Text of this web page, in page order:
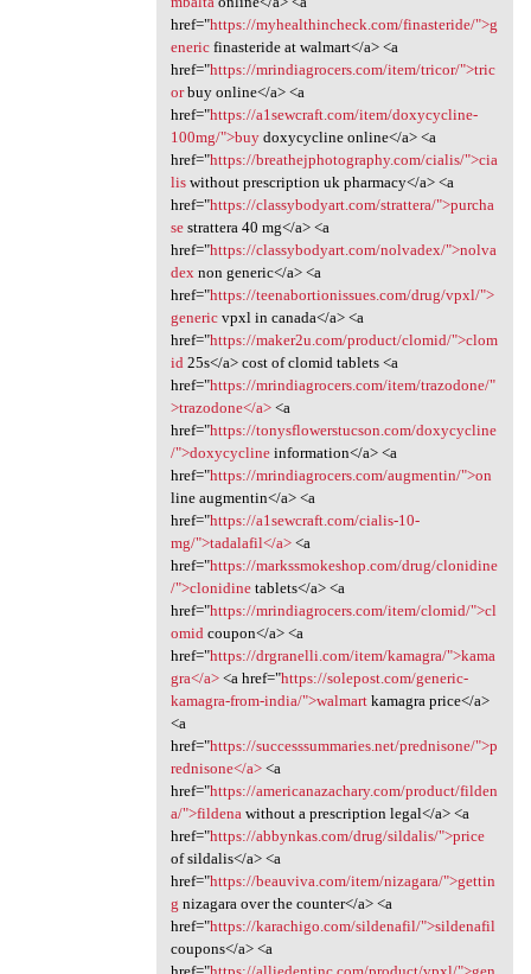
href="https://myhealthincheck.com/finasteride/">g
enericfinasteride at walmart</a> <a
href="https://mrindiagrocers.com/item/tricor/">tric
orbuy online</a> <a
href="https://a1sewcraft.com/item/doxycycline-
100mg/">buydoxycycline online</a> <a
href="https://breathejphotography.com/cialis/">cia
liswithout prescription uk pharmacy</a> <a
href="https://classybodyart.com/strattera/">purcha
sestrattera 40 mg</a> <a
href="https://classybodyart.com/nolvadex/">nolva
dex non generic</a> <a
href="https://teenabortionissues.com/drug/vpxl/">
genericvpxl in canada</a> <a
href="https://maker2u.com/product/clomid/">clom
id 25s</a> cost of clomid tablets <a
href="https://mrindiagrocers.com/item/trazodone/"
>trazodone</a><a
href="https://tonysflowerstucson.com/doxycycline
/">doxycyclineinformation</a> <a
href="https://mrindiagrocers.com/augmentin/">on
line augmentin</a> <a
href="https://a1sewcraft.com/cialis-10-
mg/">tadalafil</a><a
href="https://markssmokeshop.com/drug/clonidine
/">clonidinetablets</a> <a
href="https://mrindiagrocers.com/item/clomid/">cl
omid coupon</a> <a
href="https://drgranelli.com/item/kamagra/">kama
gra</a><a href="https://solepost.com/generic-
kamagra-from-india/">walmartkamagra price</a>
<a
href="https://successsummaries.net/prednisone/">p
rednisone</a><a
href="https://americanazachary.com/product/filden
a/">fildena without a prescription legal</a> <a
href="https://abbynkas.com/drug/sildalis/">price
of sildalis</a> <a
href="https://beauviva.com/item/nizagara/">gettin
g nizagara over the counter</a> <a
href="https://karachigo.com/sildenafil/">sildenafil
coupons</a> <a